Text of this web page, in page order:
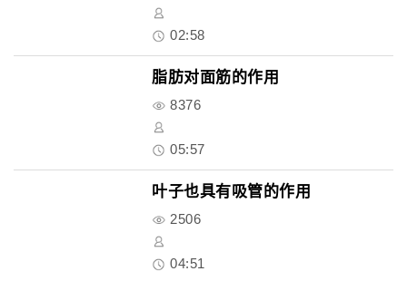
02:58
脂肪对面筋的作用
8376
05:57
叶子也具有吸管的作用
2506
04:51